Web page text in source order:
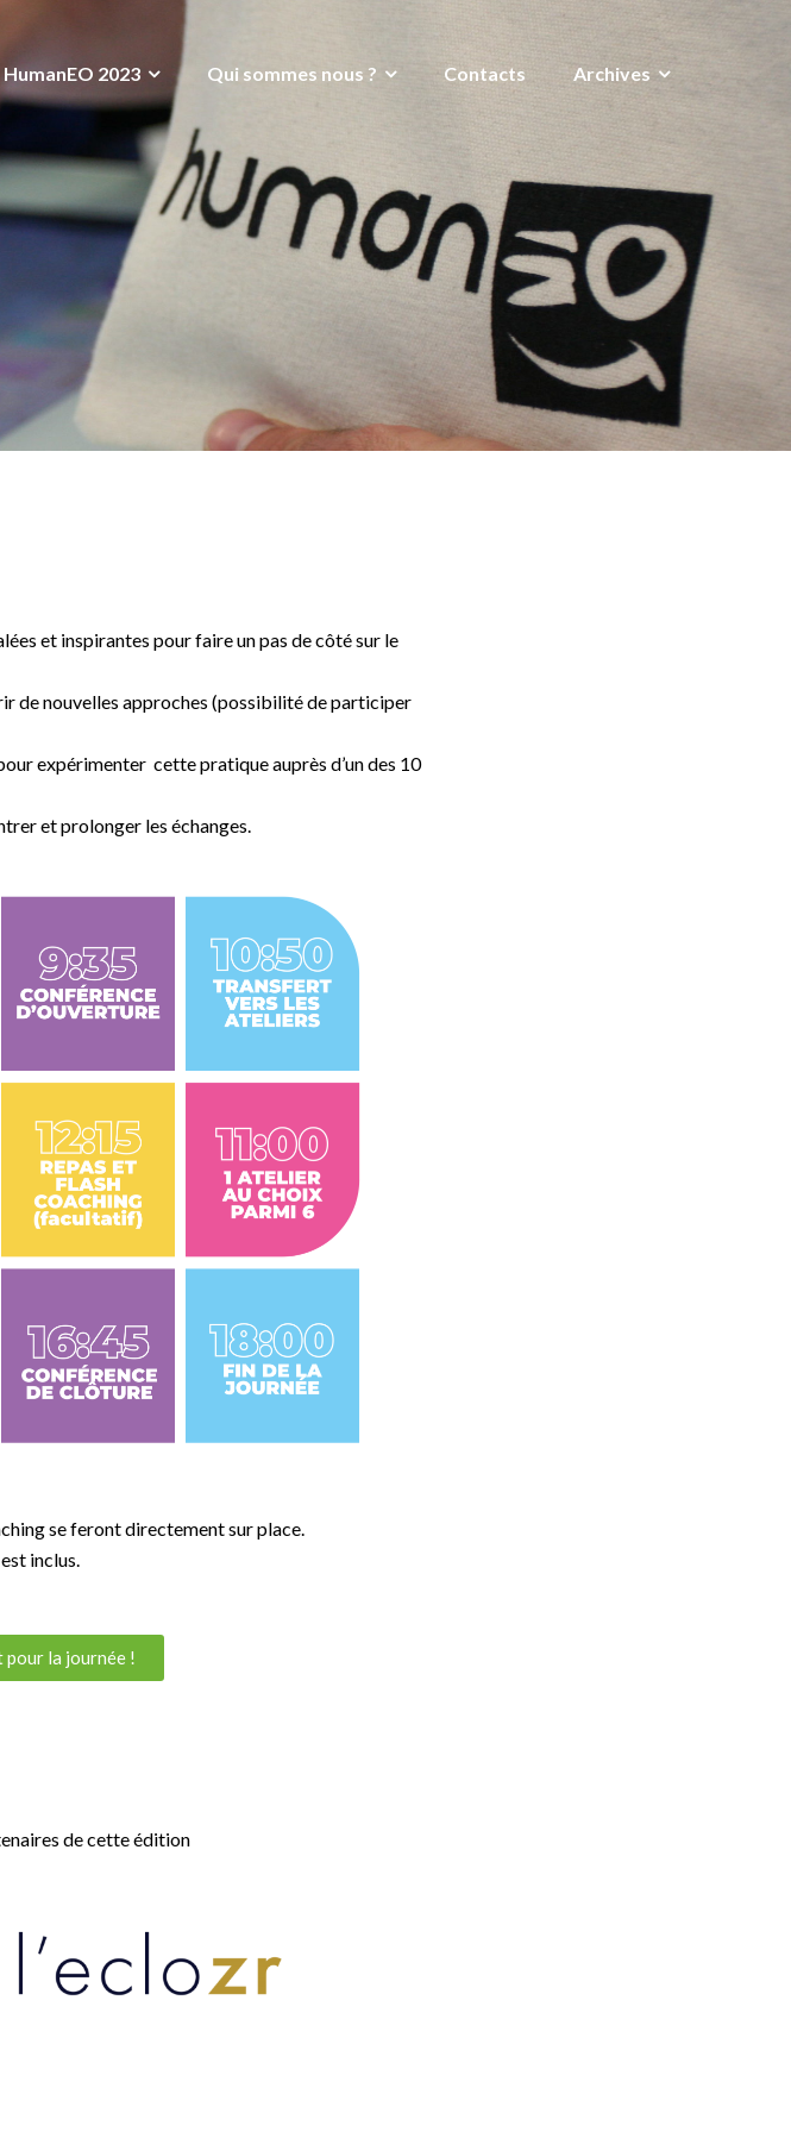
HumanEO 2023 Qui sommes nous ? Contacts Archives
et inspirantes pour faire un pas de côté sur le
de nouvelles approches (possibilité de participer
expérimenter cette pratique auprès d’un des 10
et prolonger les échanges.
se feront directement sur place.
inclus.
pour la journée !
de cette édition